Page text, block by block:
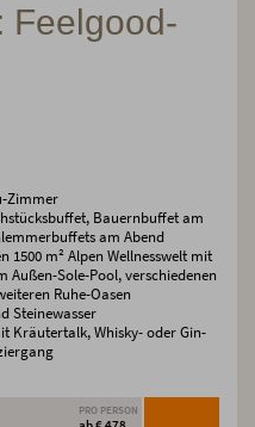
Feelgood-
Zimmer
Bauernbuffet am
am Abend
m² Alpen Wellnesswelt mit
Außen-Sole-Pool, verschiedenen
Ruhe-Oasen
Steinewasser
Kräutertalk, Whisky- oder Gin-
PRO PERSON